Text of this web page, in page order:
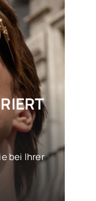
bei Ihrer